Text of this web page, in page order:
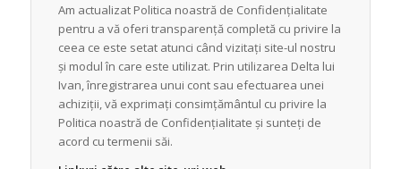
Am actualizat Politica noastră de Confidențialitate
pentru a vă oferi transparență completă cu privire la
ceea ce este setat atunci când vizitați site-ul nostru
și modul în care este utilizat. Prin utilizarea Delta lui
Ivan, înregistrarea unui cont sau efectuarea unei
achiziții, vă exprimați consimțământul cu privire la
Politica noastră de Confidențialitate și sunteți de
acord cu termenii săi.